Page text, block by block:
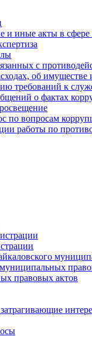
и иные акты в сфере
с
об имуществе
требований к
о фактах
по вопросам
работы по
правовых актов